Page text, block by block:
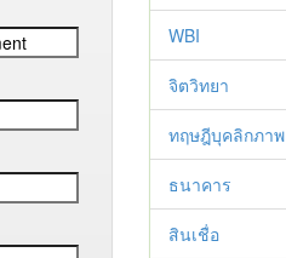
WBI
จิตวิทยา
ทฤษฎีบุคลิกภาพ
ธนาคาร
สินเชื่อ